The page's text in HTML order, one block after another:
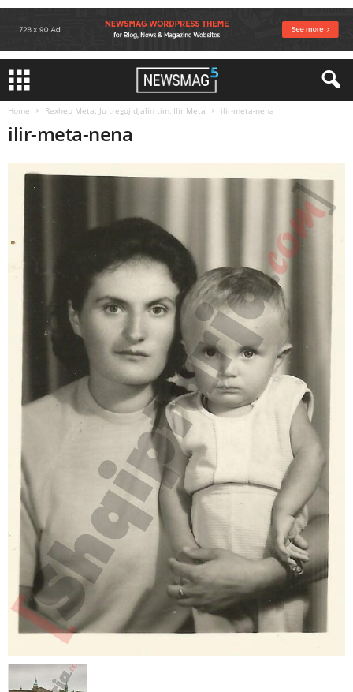
Home Rexhep Meta: Ju tregoj djalin tim, Ilir Meta ilir-meta-nena
ilir-meta-nena